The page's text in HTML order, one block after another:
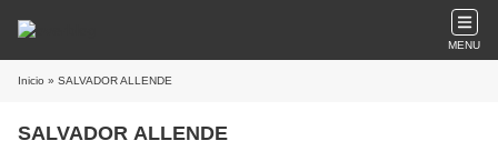
MENU
Inicio » SALVADOR ALLENDE
SALVADOR ALLENDE